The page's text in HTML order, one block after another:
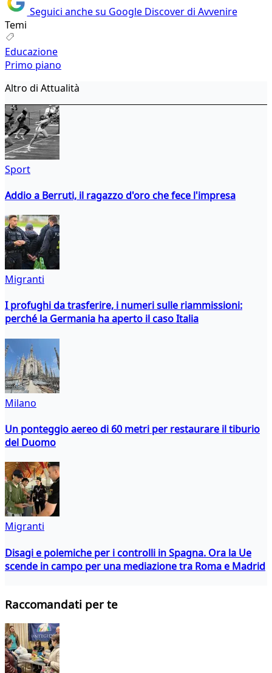
Seguici anche su Google Discover di Avvenire
Temi
Educazione
Primo piano
Altro di Attualità
Sport
Addio a Berruti, il ragazzo d'oro che fece l'impresa
Migranti
I profughi da trasferire, i numeri sulle riammissioni:
perché la Germania ha aperto il caso Italia
Milano
Un ponteggio aereo di 60 metri per restaurare il tiburio
del Duomo
Migranti
Disagi e polemiche per i controlli in Spagna. Ora la Ue
scende in campo per una mediazione tra Roma e Madrid
Raccomandati per te